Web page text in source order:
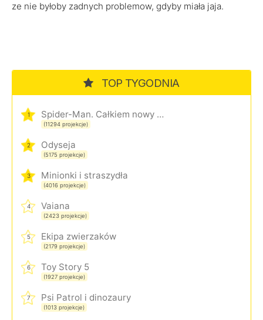
ze nie byłoby zadnych problemow, gdyby miała jaja.
TOP TYGODNIA
1 Spider-Man. Całkiem nowy dzień
(11294 projekcje)
2 Odyseja
(5175 projekcje)
3 Minionki i straszydła
(4016 projekcje)
4 Vaiana
(2423 projekcje)
5 Ekipa zwierzaków
(2179 projekcje)
6 Toy Story 5
(1927 projekcje)
7 Psi Patrol i dinozaury
(1013 projekcje)